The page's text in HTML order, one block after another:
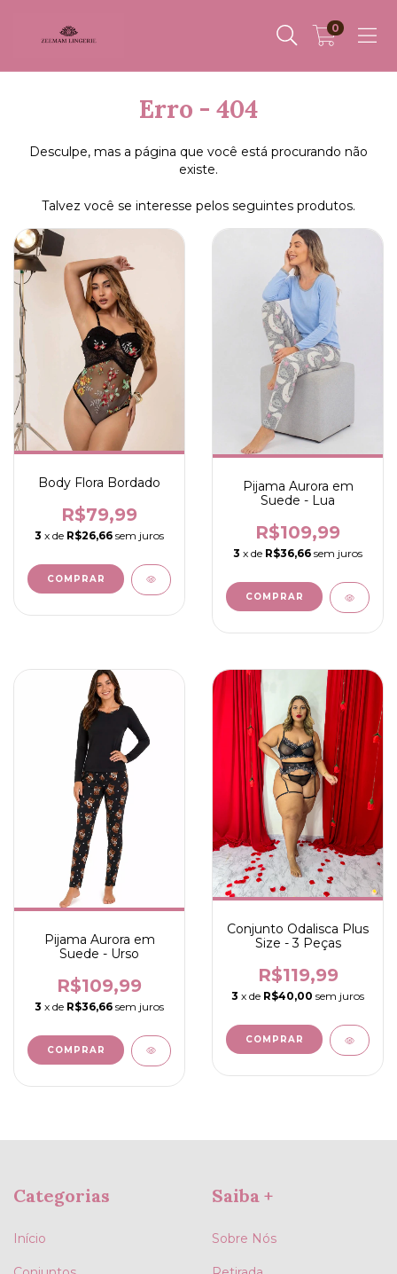
0
Erro - 404
Desculpe, mas a página que você está procurando não
existe.
Talvez você se interesse pelos seguintes produtos.
Body Flora Bordado
R$79,99
3 x de R$26,66 sem juros
COMPRAR
Pijama Aurora em
Suede - Lua
R$109,99
3 x de R$36,66 sem juros
COMPRAR
Pijama Aurora em
Suede - Urso
R$109,99
3 x de R$36,66 sem juros
COMPRAR
Conjunto Odalisca Plus
Size - 3 Peças
R$119,99
3 x de R$40,00 sem juros
COMPRAR
Categorias
Início
Saiba +
Sobre Nós